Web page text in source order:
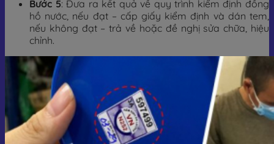
Bước 5: Đưa ra kết quả về quy trình kiểm định đồng
hồ nước, nếu đạt – cấp giấy kiểm định và dán tem,
nếu không đạt – trả về hoặc đề nghị sửa chữa, hiệu
chỉnh.